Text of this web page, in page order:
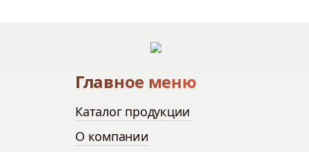
Главное меню
Каталог продукции
О компании